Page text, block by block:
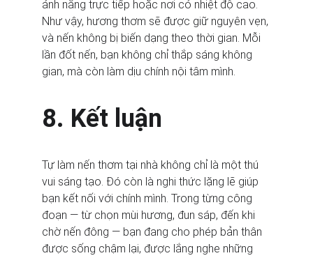
ánh nắng trực tiếp hoặc nơi có nhiệt độ cao.
Như vậy, hương thơm sẽ được giữ nguyên vẹn,
và nến không bị biến dạng theo thời gian. Mỗi
lần đốt nến, bạn không chỉ thắp sáng không
gian, mà còn làm dịu chính nội tâm mình.
8. Kết luận
Tự làm nến thơm tại nhà không chỉ là một thú
vui sáng tạo. Đó còn là nghi thức lặng lẽ giúp
bạn kết nối với chính mình. Trong từng công
đoạn — từ chọn mùi hương, đun sáp, đến khi
chờ nến đông — bạn đang cho phép bản thân
được sống chậm lại, được lắng nghe những